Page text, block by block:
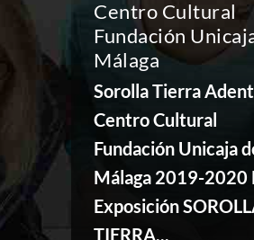
Centro Cultural
Fundación
Málaga
Sorolla Tierra
Centro Cultural
Fundación Unicaja
Málaga 2019-2020
Exposición
TIERRA...